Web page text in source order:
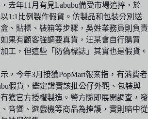
去年11月有見Labubu備受市場追捧，於
1:1比例製作假貨。仿製品和包裝分別送
、貼標、裝箱等步驟，吳姓業務員則負責
果有顧客強調要真貨，汪某會自行購買
工，但這些「防偽標誌」其實也是假貨。
，今年3月接獲PopMart報案指，有消費者
假貨，鑑定證實該批公仔外觀、包裝與
獲官方授權製造。警方隨即展開調查，發
音響、遊戲機等商品為掩護，實則暗中從